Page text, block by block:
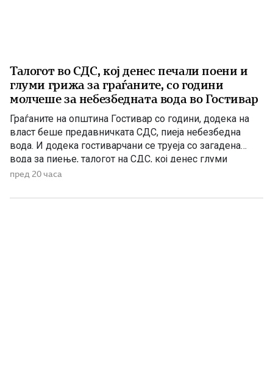
Талогот во СДС, кој денес печали поени и
глуми грижа за граѓаните, со години
молчеше за небезбедната вода во Гостивар
Граѓаните на општина Гостивар со години, додека на
власт беше предавничката СДС, пиеја небезбедна
вода. И додека гостиварчани се труеја со загадена
вода за пиење, талогот на СДС, кој денес глуми
загриженост, само за да ќари некој беден политички
анализи, во повеќе наврати во гостиварскиот
пред 20 часа